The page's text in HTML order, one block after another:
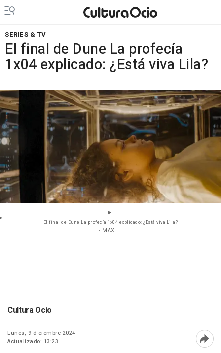
SERIES & TV
El final de Dune La profecía
1x04 explicado: ¿Está viva Lila?
El final de Dune La profecía 1x04 explicado: ¿Está viva Lila?
- MAX
Cultura Ocio
Lunes, 9 diciembre 2024
Actualizado: 13:23